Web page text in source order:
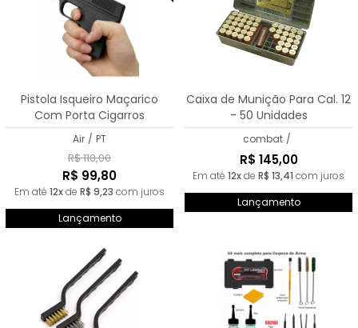
MAIOR PREÇO
Pistola Isqueiro Maçarico
Com Porta Cigarros
Air / PT
R$ 110,00
R$ 99,80
Em até 12xde R$ 9,23 com juros
Lançamento
Caixa de Munição Para Cal. 12
- 50 Unidades
combat /
R$ 145,00
Em até 12xde R$ 13,41 com juros
Lançamento